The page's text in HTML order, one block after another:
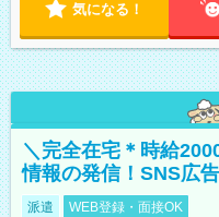
気になる！
＼完全在宅＊時給
情報の発信！SNS広
派遣 WEB登録・面接OK